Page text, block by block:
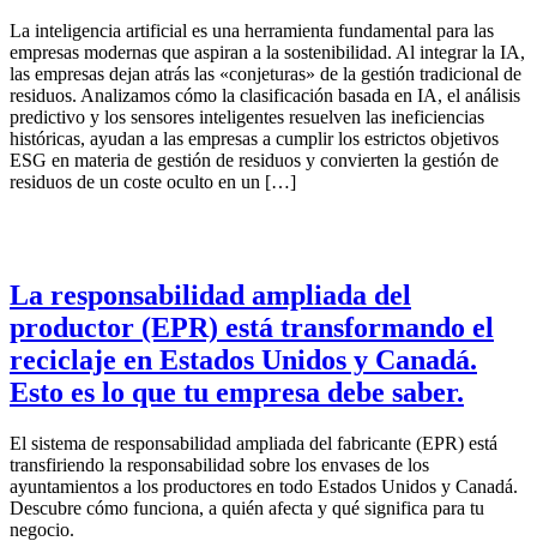
La inteligencia artificial es una herramienta fundamental para las
empresas modernas que aspiran a la sostenibilidad. Al integrar la IA,
las empresas dejan atrás las «conjeturas» de la gestión tradicional de
residuos. Analizamos cómo la clasificación basada en IA, el análisis
predictivo y los sensores inteligentes resuelven las ineficiencias
históricas, ayudan a las empresas a cumplir los estrictos objetivos
ESG en materia de gestión de residuos y convierten la gestión de
residuos de un coste oculto en un […]
La responsabilidad ampliada del
productor (EPR) está transformando el
reciclaje en Estados Unidos y Canadá.
Esto es lo que tu empresa debe saber.
El sistema de responsabilidad ampliada del fabricante (EPR) está
transfiriendo la responsabilidad sobre los envases de los
ayuntamientos a los productores en todo Estados Unidos y Canadá.
Descubre cómo funciona, a quién afecta y qué significa para tu
negocio.